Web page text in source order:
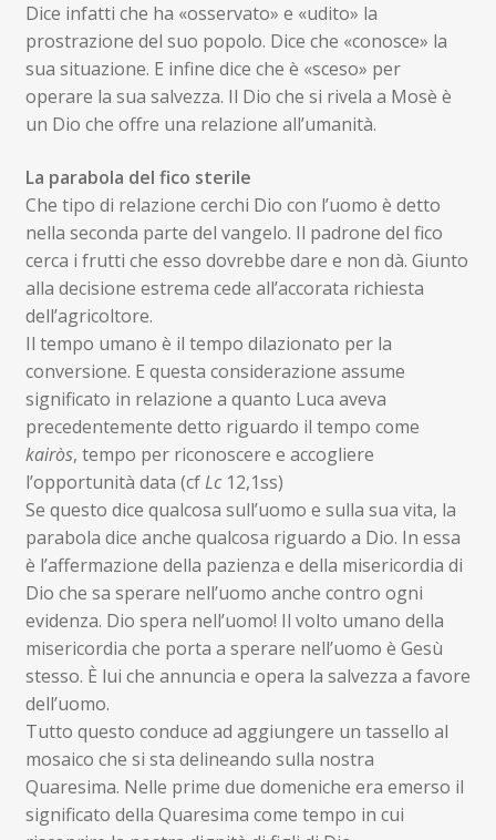
Dice infatti che ha «osservato» e «udito» la
prostrazione del suo popolo. Dice che «conosce» la
sua situazione. E infine dice che è «sceso» per
operare la sua salvezza. Il Dio che si rivela a Mosè è
un Dio che offre una relazione all’umanità.
La parabola del fico sterile
Che tipo di relazione cerchi Dio con l’uomo è detto
nella seconda parte del vangelo. Il padrone del fico
cerca i frutti che esso dovrebbe dare e non dà. Giunto
alla decisione estrema cede all’accorata richiesta
dell’agricoltore.
Il tempo umano è il tempo dilazionato per la
conversione. E questa considerazione assume
significato in relazione a quanto Luca aveva
precedentemente detto riguardo il tempo come
kairòs, tempo per riconoscere e accogliere
l’opportunità data (cfLc12,1ss)
Se questo dice qualcosa sull’uomo e sulla sua vita, la
parabola dice anche qualcosa riguardo a Dio. In essa
è l’affermazione della pazienza e della misericordia di
Dio che sa sperare nell’uomo anche contro ogni
evidenza. Dio spera nell’uomo! Il volto umano della
misericordia che porta a sperare nell’uomo è Gesù
stesso. È lui che annuncia e opera la salvezza a favore
dell’uomo.
Tutto questo conduce ad aggiungere un tassello al
mosaico che si sta delineando sulla nostra
Quaresima. Nelle prime due domeniche era emerso il
significato della Quaresima come tempo in cui